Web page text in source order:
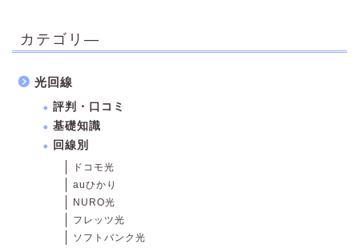
カテゴリ―
光回線
評判・口コミ
基礎知識
回線別
ドコモ光
auひかり
NURO光
フレッツ光
ソフトバンク光